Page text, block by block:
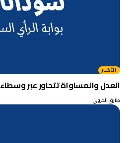
الأخبار
العدل والمساواة تتحاور عبر وسطاء
طارق الجزولي